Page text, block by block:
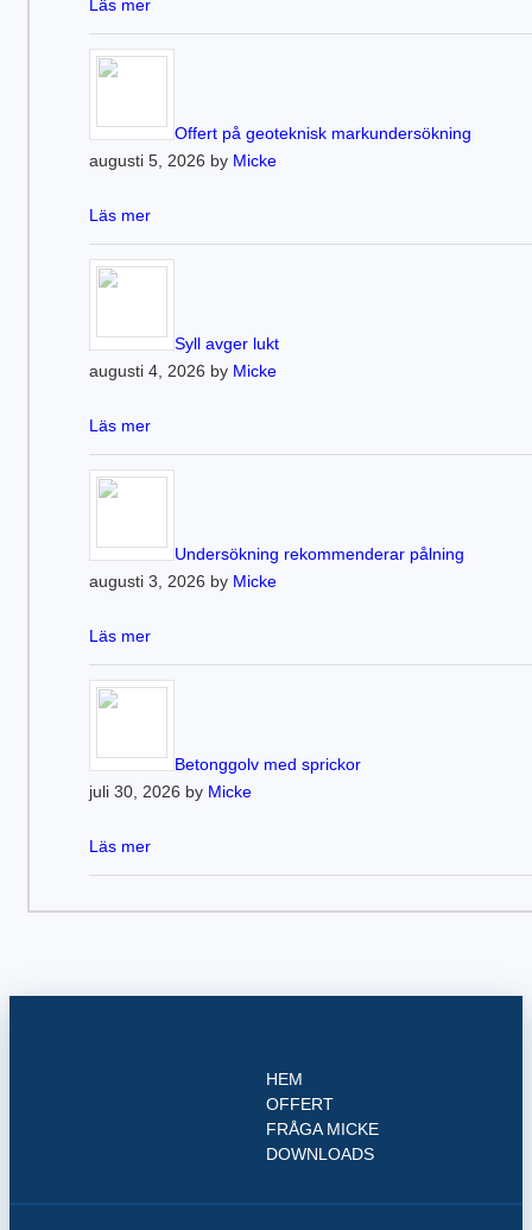
Läs mer
Offert på geoteknisk markundersökning
augusti 5, 2026 by Micke
Läs mer
Syll avger lukt
augusti 4, 2026 by Micke
Läs mer
Undersökning rekommenderar pålning
augusti 3, 2026 by Micke
Läs mer
Betonggolv med sprickor
juli 30, 2026 by Micke
Läs mer
HEM
OFFERT
FRÅGA MICKE
DOWNLOADS